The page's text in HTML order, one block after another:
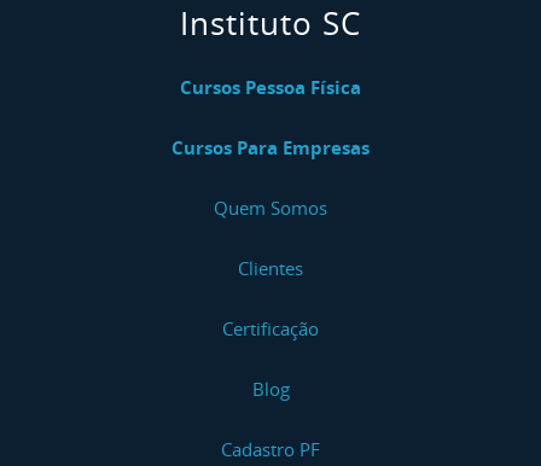
Instituto SC
Cursos Pessoa Física
Cursos Para Empresas
Quem Somos
Clientes
Certificação
Blog
Cadastro PF